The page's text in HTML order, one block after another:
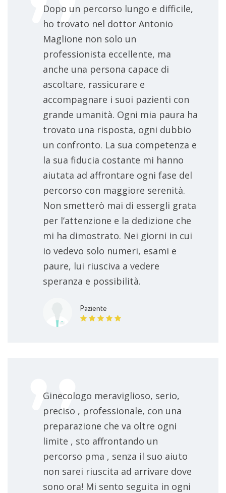
Dopo un percorso lungo e difficile,
ho trovato nel dottor Antonio
Maglione non solo un
professionista eccellente, ma
anche una persona capace di
ascoltare, rassicurare e
accompagnare i suoi pazienti con
grande umanità. Ogni mia paura ha
trovato una risposta, ogni dubbio
un confronto. La sua competenza e
la sua fiducia costante mi hanno
aiutata ad affrontare ogni fase del
percorso con maggiore serenità.
Non smetterò mai di essergli grata
per l’attenzione e la dedizione che
mi ha dimostrato. Nei giorni in cui
io vedevo solo numeri, esami e
paure, lui riusciva a vedere
speranza e possibilità.
Paziente
Ginecologo meraviglioso, serio,
preciso , professionale, con una
preparazione che va oltre ogni
limite , sto affrontando un
percorso pma , senza il suo aiuto
non sarei riuscita ad arrivare dove
sono ora! Mi sento seguita in ogni